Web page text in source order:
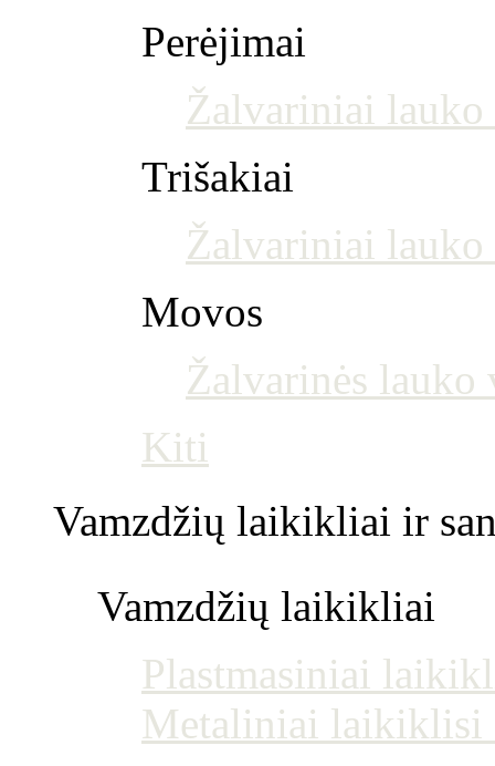
Perėjimai
Žalvariniai
Trišakiai
Žalvariniai
Movos
Žalvarinės lauko
Kiti
Vamzdžių laikikliai ir
Vamzdžių laikikliai
Plastmasiniai
Metaliniai laikiklisi